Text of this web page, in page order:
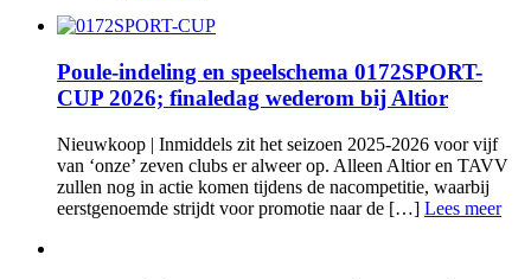
Poule-indeling en speelschema 0172SPORT-
CUP 2026; finaledag wederom bij Altior
Nieuwkoop | Inmiddels zit het seizoen 2025-2026 voor vijf
van ‘onze’ zeven clubs er alweer op. Alleen Altior en TAVV
zullen nog in actie komen tijdens de nacompetitie, waarbij
eerstgenoemde strijdt voor promotie naar de […] Lees meer